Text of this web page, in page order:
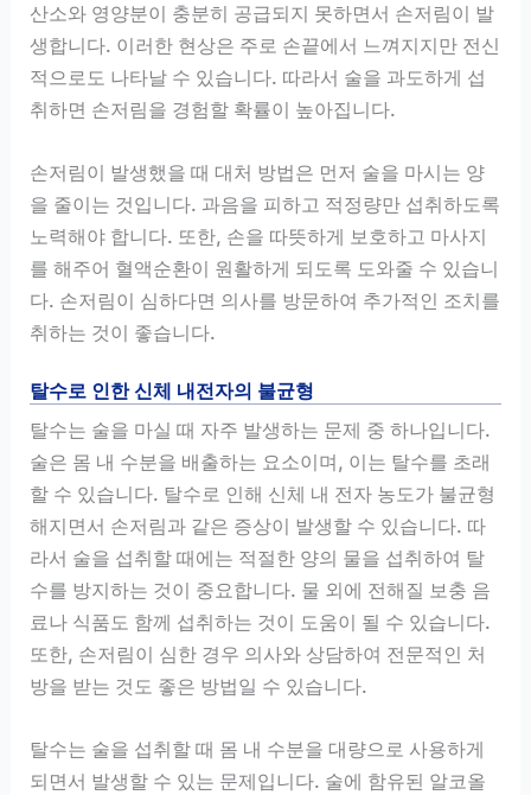
산소와 영양분이 충분히 공급되지 못하면서 손저림이 발
생합니다. 이러한 현상은 주로 손끝에서 느껴지지만 전신
적으로도 나타날 수 있습니다. 따라서 술을 과도하게 섭
취하면 손저림을 경험할 확률이 높아집니다.
손저림이 발생했을 때 대처 방법은 먼저 술을 마시는 양
을 줄이는 것입니다. 과음을 피하고 적정량만 섭취하도록
노력해야 합니다. 또한, 손을 따뜻하게 보호하고 마사지
를 해주어 혈액순환이 원활하게 되도록 도와줄 수 있습니
다. 손저림이 심하다면 의사를 방문하여 추가적인 조치를
취하는 것이 좋습니다.
탈수로 인한 신체 내전자의 불균형
탈수는 술을 마실 때 자주 발생하는 문제 중 하나입니다.
술은 몸 내 수분을 배출하는 요소이며, 이는 탈수를 초래
할 수 있습니다. 탈수로 인해 신체 내 전자 농도가 불균형
해지면서 손저림과 같은 증상이 발생할 수 있습니다. 따
라서 술을 섭취할 때에는 적절한 양의 물을 섭취하여 탈
수를 방지하는 것이 중요합니다. 물 외에 전해질 보충 음
료나 식품도 함께 섭취하는 것이 도움이 될 수 있습니다.
또한, 손저림이 심한 경우 의사와 상담하여 전문적인 처
방을 받는 것도 좋은 방법일 수 있습니다.
탈수는 술을 섭취할 때 몸 내 수분을 대량으로 사용하게
되면서 발생할 수 있는 문제입니다. 술에 함유된 알코올